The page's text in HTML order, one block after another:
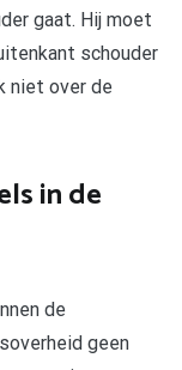
gaat. Hij moet
schouder
niet over de
in de
de
geen